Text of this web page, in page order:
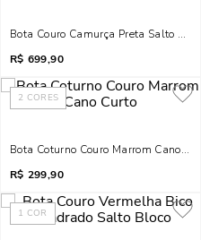
Alto
Bota Couro Camurça Preta Salto
R$ 699,90
2 CORES
Bota Coturno Couro Marrom Cano
R$ 299,90
1 COR